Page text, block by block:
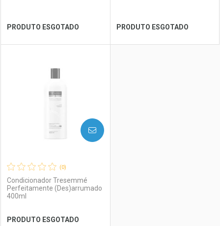
Ver Desconto Convênio Ver Desconto Convênio
PRODUTO ESGOTADO
Ver Desconto Convênio
PRODUTO ESGOTADO
(0)
Condicionador Tresemmé
Perfeitamente (Des)arrumado
400ml
PRODUTO ESGOTADO
AVISE-ME